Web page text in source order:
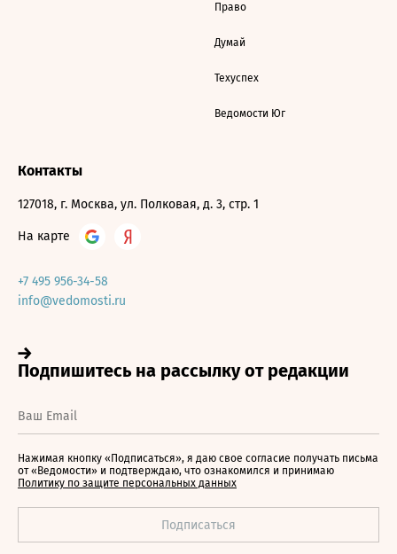
Право
Думай
Техуспех
Ведомости Юг
Контакты
127018, г. Москва, ул. Полковая, д. 3, стр. 1
На карте
+7 495 956-34-58
info@vedomosti.ru
Нажимая кнопку «Подписаться», я даю свое согласие получать письма
от «Ведомости» и подтверждаю, что ознакомился и принимаю
Политику по защите персональных данных